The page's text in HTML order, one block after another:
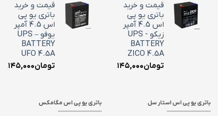
قیمت و خرید
باتری یو پی
اس 4.5 آمپر
زیکو - UPS
BATTERY
ZICO 4.5A
تومان۲,۱۴۵,۰۰۰
قیمت و خرید
باتری یو پی
اس 4.5 آمپر
یوفو – UPS
BATTERY
UFO 4.5A
تومان۲,۱۴۵,۰۰۰
باتری یو پی اس استار سل باتری یو پی اس مگامکس